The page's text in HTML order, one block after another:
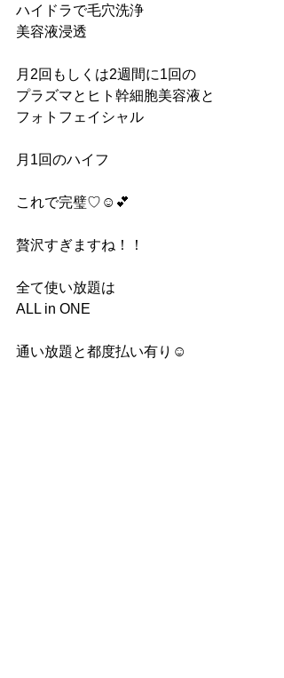
ハイドラで毛穴洗浄
美容液浸透
月2回もしくは2週間に1回の
プラズマとヒト幹細胞美容液と
フォトフェイシャル
月1回のハイフ
これで完璧♡☺️💕
贅沢すぎますね！！
全て使い放題は
ALL in ONE
通い放題と都度払い有り☺️